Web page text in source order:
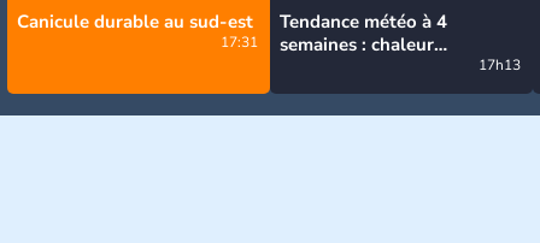
Canicule durable au sud-est
17:31
Tendance météo à 4
semaines : chaleur
septembre
17h13